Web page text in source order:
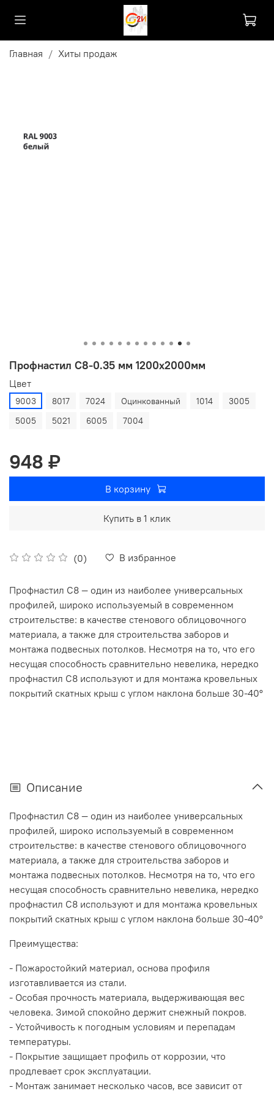
Главная Хиты продаж
Профнастил С8-0.35 мм 1200х2000мм
(0) В избранное
Цвет
9003 8017 7024 Оцинкованный 1014
3005
5005
5021 6005 7004
948 ₽
В корзину
Купить в 1 клик
Профнастил С8 — один из наиболее универсальных
профилей, широко используемый в современном
строительстве: в качестве стенового облицовочного
материала, а также для строительства заборов и
монтажа подвесных потолков. Несмотря на то, что его
несущая способность сравнительно невелика, нередко
профнастил С8 используют и для монтажа кровельных
покрытий скатных крыш с углом наклона больше 30-40°
Описание
Профнастил С8 — один из наиболее универсальных
профилей, широко используемый в современном
строительстве: в качестве стенового облицовочного
материала, а также для строительства заборов и
монтажа подвесных потолков. Несмотря на то, что его
несущая способность сравнительно невелика, нередко
профнастил С8 используют и для монтажа кровельных
покрытий скатных крыш с углом наклона больше 30-40°
Преимущества:
- Пожаростойкий материал, основа профиля
изготавливается из стали.
- Особая прочность материала, выдерживающая вес
человека. Зимой спокойно держит снежный покров.
- Устойчивость к погодным условиям и перепадам
температуры.
- Покрытие защищает профиль от коррозии, что
продлевает срок эксплуатации.
- Монтаж занимает несколько часов, все зависит от